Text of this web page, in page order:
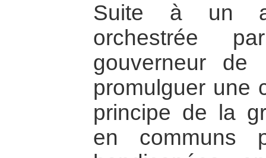
Suite à un
orchestrée
gouverneur
promulguer une
principe de la
en communs